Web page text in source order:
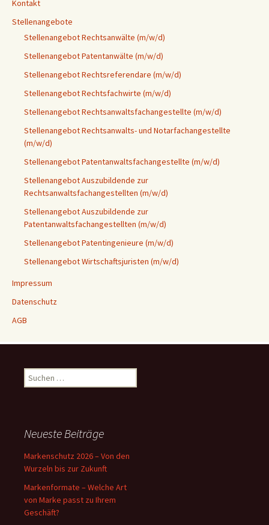
Kontakt
Stellenangebote
Stellenangebot Rechtsanwälte (m/w/d)
Stellenangebot Patentanwälte (m/w/d)
Stellenangebot Rechtsreferendare (m/w/d)
Stellenangebot Rechtsfachwirte (m/w/d)
Stellenangebot Rechtsanwaltsfachangestellte (m/w/d)
Stellenangebot Rechtsanwalts- und Notarfachangestellte
(m/w/d)
Stellenangebot Patentanwaltsfachangestellte (m/w/d)
Stellenangebot Auszubildende zur
Rechtsanwaltsfachangestellten (m/w/d)
Stellenangebot Auszubildende zur
Patentanwaltsfachangestellten (m/w/d)
Stellenangebot Patentingenieure (m/w/d)
Stellenangebot Wirtschaftsjuristen (m/w/d)
Impressum
Datenschutz
AGB
Suchen
nach:
Neueste Beiträge
Markenschutz 2026 – Von den
Wurzeln bis zur Zukunft
Markenformate – Welche Art
von Marke passt zu Ihrem
Geschäft?